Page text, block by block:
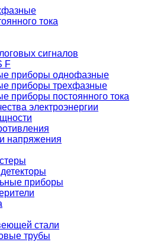
тока
сигналов
F
приборы однофазные
приборы трехфазные
приборы постоянного тока
электроэнергии
напряжения
приборы
стали
трубы